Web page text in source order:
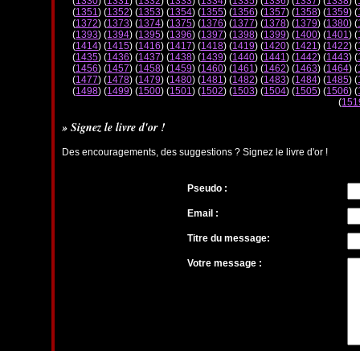
(1351) (1352) (1353) (1354) (1355) (1356) (1357) (1358) (1359) (
(1372) (1373) (1374) (1375) (1376) (1377) (1378) (1379) (1380) (
(1393) (1394) (1395) (1396) (1397) (1398) (1399) (1400) (1401) (
(1414) (1415) (1416) (1417) (1418) (1419) (1420) (1421) (1422) (
(1435) (1436) (1437) (1438) (1439) (1440) (1441) (1442) (1443) (
(1456) (1457) (1458) (1459) (1460) (1461) (1462) (1463) (1464) (
(1477) (1478) (1479) (1480) (1481) (1482) (1483) (1484) (1485) (
(1498) (1499) (1500) (1501) (1502) (1503) (1504) (1505) (1506) (
(
» Signez le livre d'or !
Des encouragements, des suggestions ? Signez le livre d'or !
Pseudo :
Email :
Titre du message:
Votre message :